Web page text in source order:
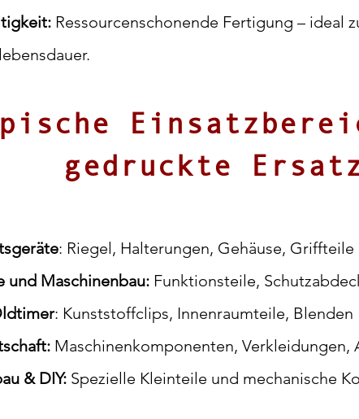
Ressourcenschonende Fertigung – ideal
gedruckte
: Riegel, Halterungen, Gehäuse, Griffteile
und Maschinenbau: Funktionsteile,
: Kunststoffclips, Innenraumteile, Blenden
Maschinenkomponenten, Verkleidungen,
& DIY: Spezielle Kleinteile und mechanische